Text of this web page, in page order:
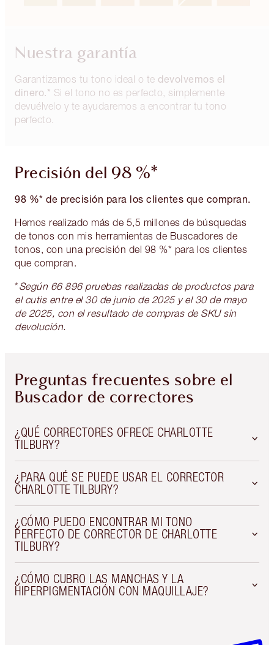
Nuestra garantía
Garantizamos tu tono ideal o te devolvemos el
dinero.* Si el tono no es perfecto, simplemente
devuélvelo y te ayudaremos a encontrar tu tono
perfecto.
Precisión del 98 %*
98 %* de precisión para los clientes que compran.
Hemos realizado más de 5,5 millones de búsquedas
de tonos con mis herramientas de Buscadores de
tonos, con una precisión del 98 %* para los clientes
que compran.
*Según 66 896 pruebas realizadas de productos para
el cutis entre el 30 de junio de 2025 y el 30 de mayo
de 2025, con el resultado de compras de SKU sin
devolución.
Preguntas frecuentes sobre el
Buscador de correctores
¿QUÉ CORRECTORES OFRECE CHARLOTTE
TILBURY?
¿PARA QUÉ SE PUEDE USAR EL CORRECTOR
CHARLOTTE TILBURY?
¿CÓMO PUEDO ENCONTRAR MI TONO
PERFECTO DE CORRECTOR DE CHARLOTTE
TILBURY?
¿CÓMO CUBRO LAS MANCHAS Y LA
HIPERPIGMENTACIÓN CON MAQUILLAJE?